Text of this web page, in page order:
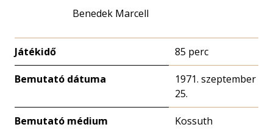
Benedek Marcell
Játékidő 85 perc
Bemutató dátuma
1971. szeptember
25.
Bemutató médium Kossuth